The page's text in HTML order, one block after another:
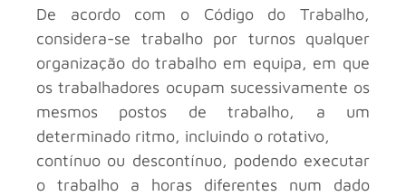
De acordo com o Código do Trabalho,
considera-se trabalho por turnos qualquer
organização do trabalho em equipa, em que
os trabalhadores ocupam sucessivamente os
mesmos postos de trabalho, a um
determinado ritmo, incluindo o rotativo,
contínuo ou descontínuo, podendo executar
o trabalho a horas diferentes num dado